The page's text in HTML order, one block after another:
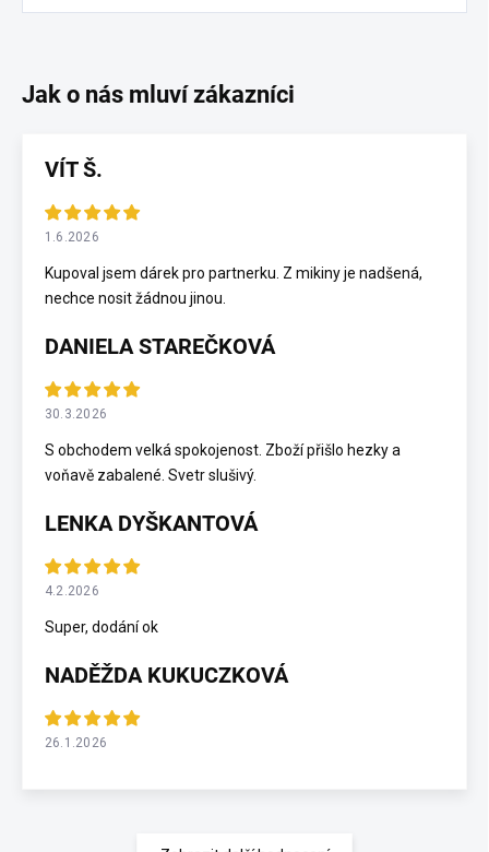
VÍT Š.
1.6.2026
Kupoval jsem dárek pro partnerku. Z mikiny je nadšená,
nechce nosit žádnou jinou.
DANIELA STAREČKOVÁ
30.3.2026
S obchodem velká spokojenost. Zboží přišlo hezky a
voňavě zabalené. Svetr slušivý.
LENKA DYŠKANTOVÁ
4.2.2026
Super, dodání ok
NADĚŽDA KUKUCZKOVÁ
26.1.2026